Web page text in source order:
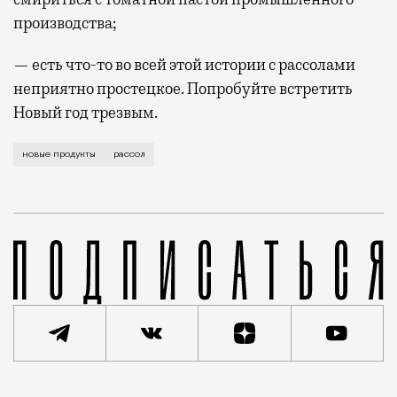
производства;
— есть что-то во всей этой истории с рассолами
неприятно простецкое. Попробуйте встретить
Новый год трезвым.
Обычный рассол из-под квашеной капусты или
новые продукты рассол